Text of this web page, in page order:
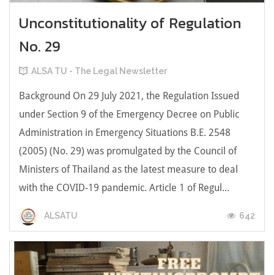
Unconstitutionality of Regulation
No. 29
ALSA TU - The Legal Newsletter
Background On 29 July 2021, the Regulation Issued
under Section 9 of the Emergency Decree on Public
Administration in Emergency Situations B.E. 2548
(2005) (No. 29) was promulgated by the Council of
Ministers of Thailand as the latest measure to deal
with the COVID-19 pandemic. Article 1 of Regul...
ALSATU 642